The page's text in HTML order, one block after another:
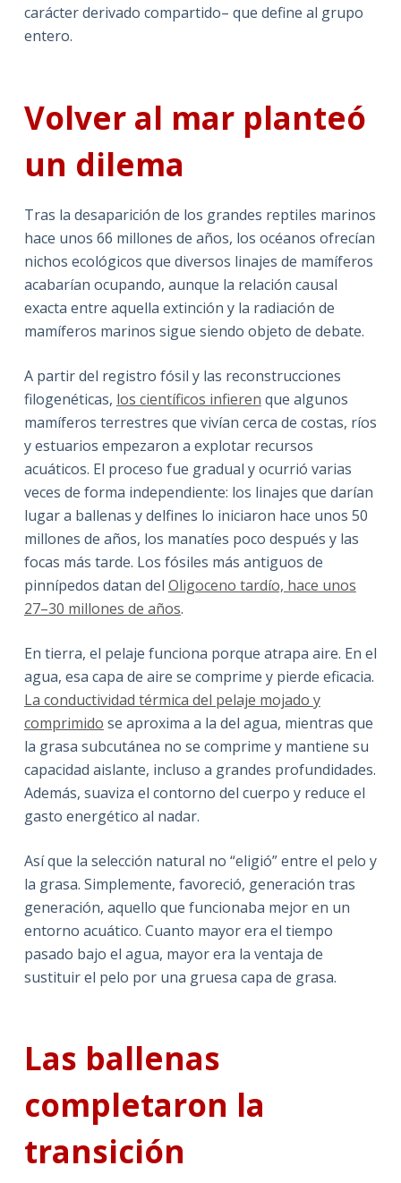
carácter derivado compartido– que define al grupo
entero.
Volver al mar planteó
un dilema
Tras la desaparición de los grandes reptiles marinos
hace unos 66 millones de años, los océanos ofrecían
nichos ecológicos que diversos linajes de mamíferos
acabarían ocupando, aunque la relación causal
exacta entre aquella extinción y la radiación de
mamíferos marinos sigue siendo objeto de debate.
A partir del registro fósil y las reconstrucciones
filogenéticas, los científicos infieren que algunos
mamíferos terrestres que vivían cerca de costas, ríos
y estuarios empezaron a explotar recursos
acuáticos. El proceso fue gradual y ocurrió varias
veces de forma independiente: los linajes que darían
lugar a ballenas y delfines lo iniciaron hace unos 50
millones de años, los manatíes poco después y las
focas más tarde. Los fósiles más antiguos de
pinnípedos datan del Oligoceno tardío, hace unos
27–30 millones de años.
En tierra, el pelaje funciona porque atrapa aire. En el
agua, esa capa de aire se comprime y pierde eficacia.
La conductividad térmica del pelaje mojado y
comprimido se aproxima a la del agua, mientras que
la grasa subcutánea no se comprime y mantiene su
capacidad aislante, incluso a grandes profundidades.
Además, suaviza el contorno del cuerpo y reduce el
gasto energético al nadar.
Así que la selección natural no “eligió” entre el pelo y
la grasa. Simplemente, favoreció, generación tras
generación, aquello que funcionaba mejor en un
entorno acuático. Cuanto mayor era el tiempo
pasado bajo el agua, mayor era la ventaja de
sustituir el pelo por una gruesa capa de grasa.
Las ballenas
completaron la
transición